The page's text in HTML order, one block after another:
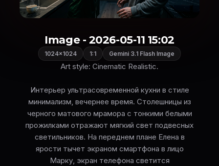
Image - 2026-05-11 15:02
1024×1024 1:1 Gemini 3.1 Flash Image
Art style: Cinematic Realistic.
Интерьер ультрасовременной кухни в стиле
минимализм, вечернее время. Столешницы из
черного матового мрамора с тонкими белыми
прожилками отражают мягкий свет подвесных
светильников. На переднем плане Елена в
ярости тычет экраном смартфона в лицо
Марку, экран телефона светится